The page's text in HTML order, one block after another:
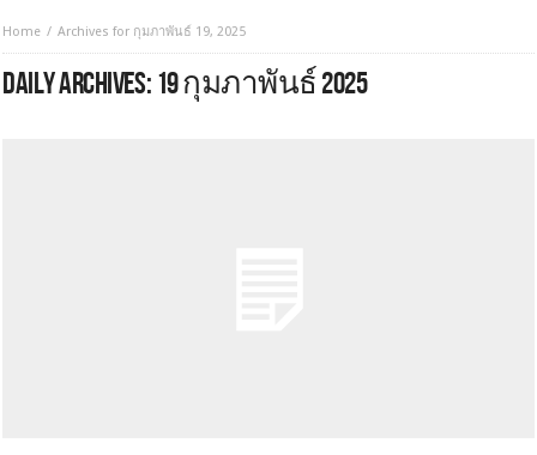
Home Archives for กุมภาพันธ์ 19, 2025
DAILY ARCHIVES:19 กุมภาพันธ์ 2025